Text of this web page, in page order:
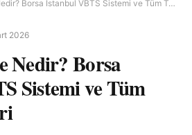
Borsa İstanbul VBTS Sistemi ve Tüm Tedbir Türleri
2026
Nedir? Borsa
Sistemi ve Tüm